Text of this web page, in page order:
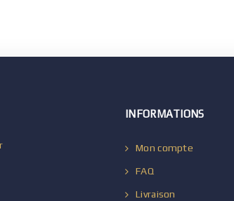
INFORMATIONS
Mon compte
FAQ
Livraison